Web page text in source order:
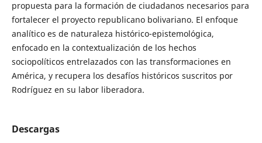
propuesta para la formación de ciudadanos necesarios para
fortalecer el proyecto republicano bolivariano. El enfoque
analítico es de naturaleza histórico-epistemológica,
enfocado en la contextualización de los hechos
sociopolíticos entrelazados con las transformaciones en
América, y recupera los desafíos históricos suscritos por
Rodríguez en su labor liberadora.
Descargas